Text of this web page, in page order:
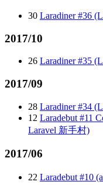
30 Laradiner #36
2017/10
26 Laradiner #35
2017/09
28 Laradiner #34
12 Laradebut #11
Laravel 新手村)
2017/06
22 Laradebut #10